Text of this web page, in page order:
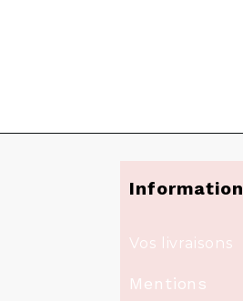
Information
Vos livraisons
Mentions